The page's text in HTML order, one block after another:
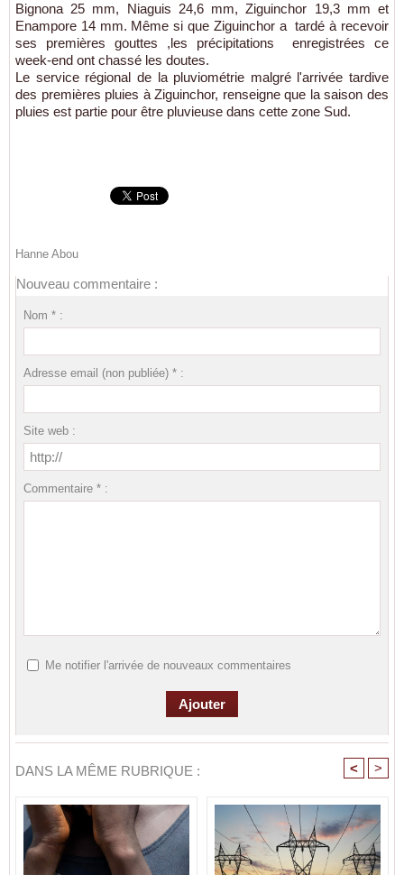
Bignona 25 mm, Niaguis 24,6 mm, Ziguinchor 19,3 mm et
Enampore 14 mm. Même si que Ziguinchor a tardé à recevoir
ses premières gouttes ,les précipitations enregistrées ce
week-end ont chassé les doutes.
Le service régional de la pluviométrie malgré l'arrivée tardive
des premières pluies à Ziguinchor, renseigne que la saison des
pluies est partie pour être pluvieuse dans cette zone Sud.
Hanne Abou
Nouveau commentaire :
Nom * :
Adresse email (non publiée) * :
Site web :
Commentaire * :
Me notifier l'arrivée de nouveaux commentaires
DANS LA MÊME RUBRIQUE : < >